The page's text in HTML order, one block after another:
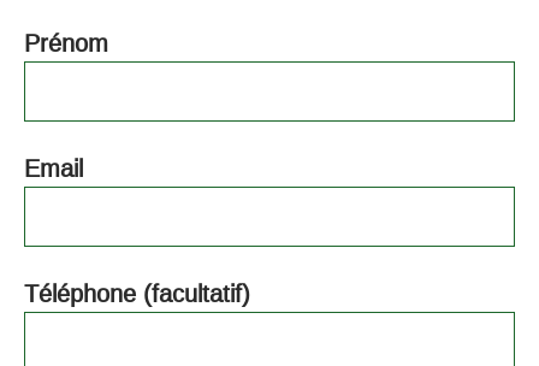
Prénom
Email
Téléphone (facultatif)